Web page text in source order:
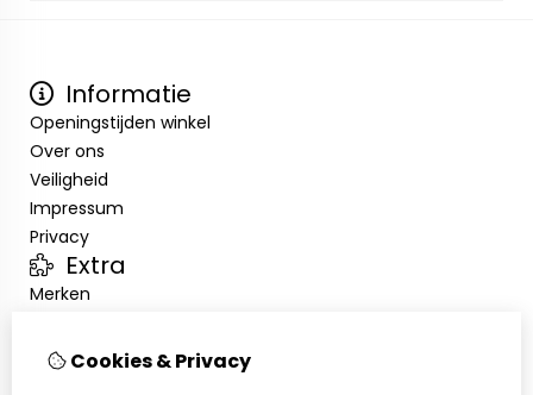
Informatie
Openingstijden winkel
Over ons
Veiligheid
Impressum
Privacy
Extra
Merken
Klantenservice
Cookies & Privacy